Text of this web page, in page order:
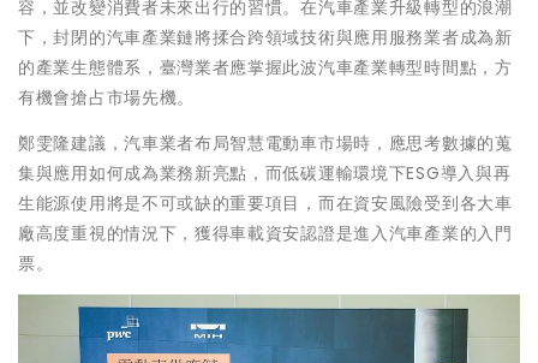
容，並改變消費者未來出行的習慣。在汽車產業升級轉型的浪潮
下，封閉的汽車產業鏈將揉合跨領域技術與應用服務業者成為新
的產業生態體系，臺灣業者應掌握此波汽車產業轉型時間點，方
有機會搶占市場先機。
鄭雯隆建議，汽車業者布局智慧電動車市場時，應思考數據的蒐
集與應用如何成為業務新亮點，而低碳運輸環境下ESG導入與再
生能源使用將是不可或缺的重要項目，而在資安風險受到各大車
廠高度重視的情況下，獲得車載資安認證是進入汽車產業的入門
票。